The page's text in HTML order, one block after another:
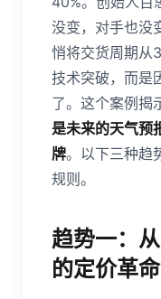
没变，对手也没
悄将交货周期
技术突破，而是
了。这个案例揭
是未来的天气预
牌。以下三种趋
规则。
趋势一：
的定价革命